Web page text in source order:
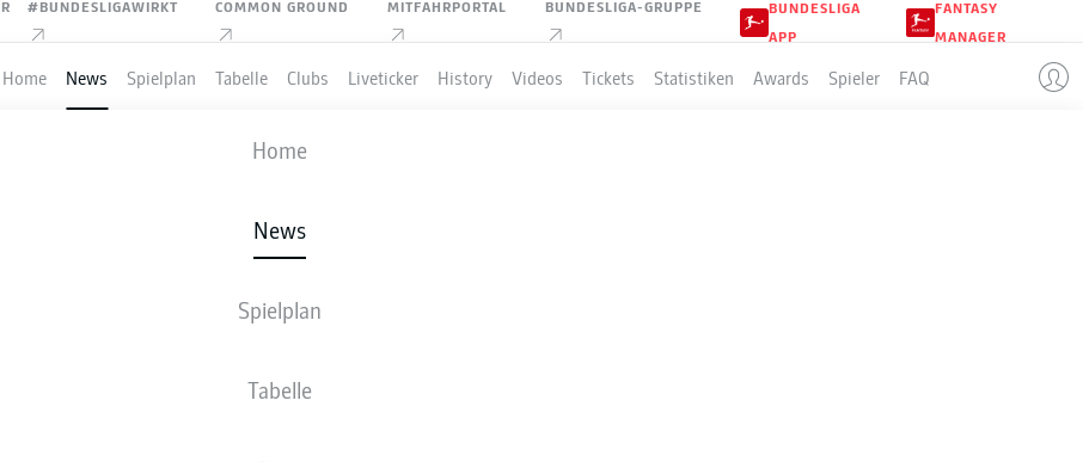
#BUNDESLIGAWIRKT COMMON GROUND MITFAHRPORTAL BUNDESLIGA-GRUPPE
BUNDESLIGA
APP
FANTASY
MANAGER
Home News Spielplan Tabelle Clubs Liveticker History Videos Tickets Statistiken Awards Spieler FAQ
Home
News
Spielplan
Tabelle
Anzeige
WIRD SIE